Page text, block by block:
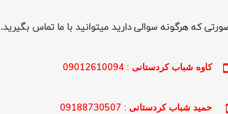
که هرگونه سوالی دارید میتوانید با ما تماس بگیرید.
کاوه شباب کردستانی : 09012610094
حمید شباب کردستانی : 09188730507